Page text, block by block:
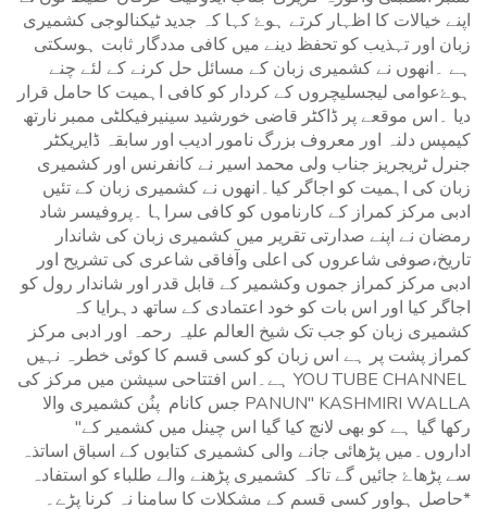
اپنے خیالات کا اظہار کرتے ہوۓ کہا کہ جدید ٹیکنالوجی کشمیری
زبان اور تہذیب کو تحفظ دینے میں کافی مددگار ثابت ہوسکتی
ہے ۔انھوں نے کشمیری زبان کے مسائل حل کرنے کے لئے چنے
ہوۓعوامی لیجسلیچروں کے کردار کو کافی اہمیت کا حامل قرار
دیا ۔اس موقعے پر ڈاکٹر قاضی خورشید سینیرفیکلٹی ممبر نارتھ
کیمپس دلنہ اور معروف بزرگ نامور ادیب اور سابقہ ڈایریکٹر
جنرل ٹریجریز جناب ولی محمد اسیر نے کانفرنس اور کشمیری
زبان کی اہمیت کو اجاگر کیا۔انھوں نے کشمیری زبان کے تئیں
ادبی مرکز کمراز کے کارناموں کو کافی سراہا ۔پروفیسر شاد
رمضان نے اپنے صدارتی تقریر میں کشمیری زبان کی شاندار
تاریخ،صوفی شاعروں کی اعلی وآفاقی شاعری کی تشریح اور
ادبی مرکز کمراز جموں وکشمیر کے قابل قدر اور شاندار رول کو
اجاگر کیا اور اس بات کو خود اعتمادی کے ساتھ دہرایا کہ
کشمیری زبان کو جب تک شیخ العالم علیہ رحمہ اور ادبی مرکز
کمراز پشت پر ہے اس زبان کو کسی قسم کا کوئی خطرہ نہیں
ہے۔اس افتتاحی سیشن میں مرکز کی YOU TUBE CHANNEL
جس کانام پنُن کشمیری والا PANUN" KASHMIRI WALLA
"رکھا گیا ہے کو بھی لانچ کیا گیا اس چینل میں کشمیر کے
اداروں۔میں پڑھائی جانے والی کشمیری کتابوں کے اسباق اساتذہ
سے پڑھاۓ جائیں گے تاکہ کشمیری پڑھنے والے طلباء کو استفادہ
حاصل ہواور کسی قسم کے مشکلات کا سامنا نہ کرنا پڑے۔*